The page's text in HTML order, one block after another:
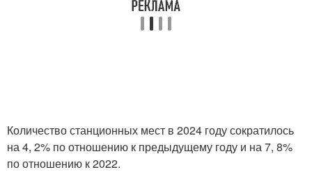
Количество станционных мест в 2024 году сократилось
на 4, 2% по отношению к предыдущему году и на 7, 8%
по отношению к 2022.